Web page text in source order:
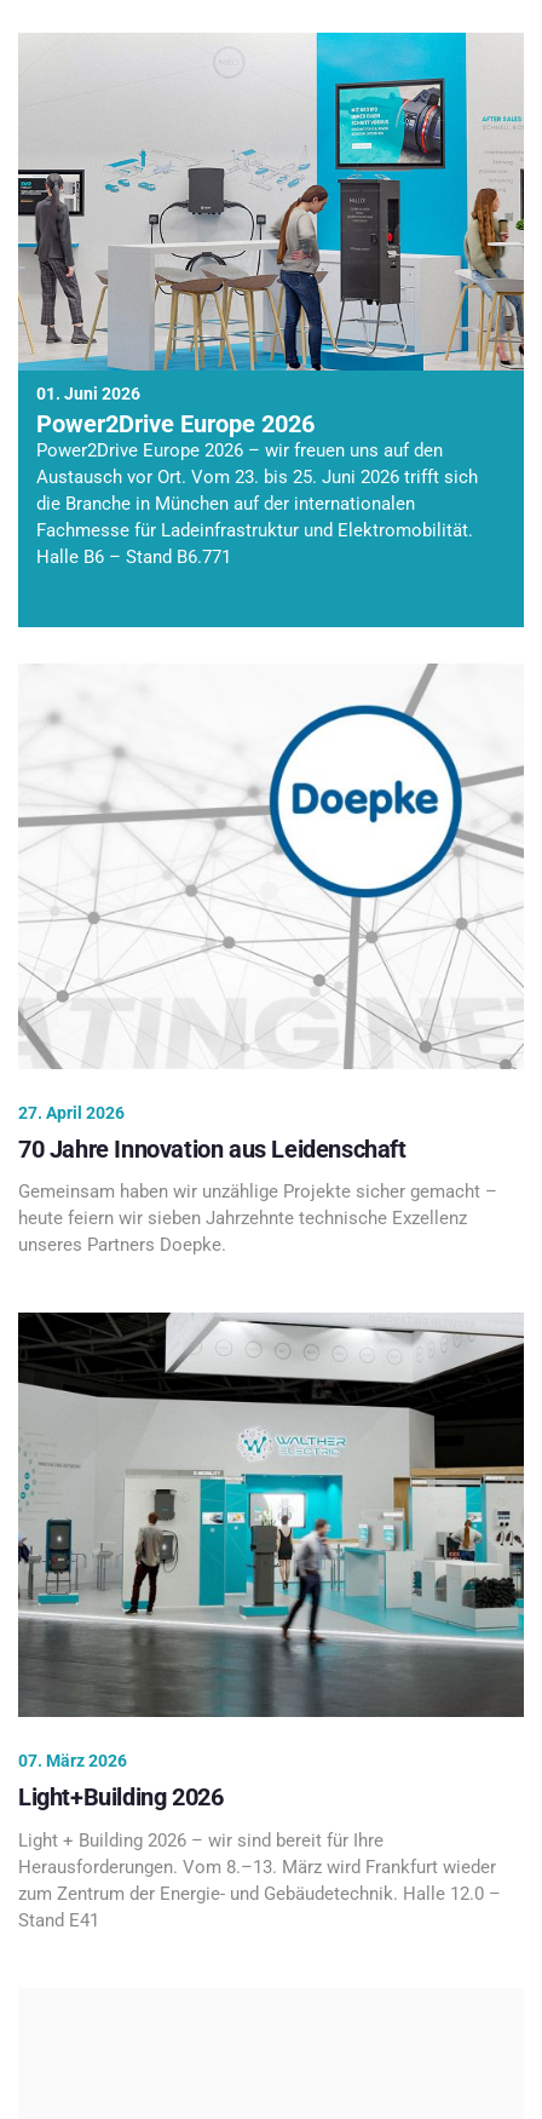
01. Juni 2026
Power2Drive Europe 2026
Power2Drive Europe 2026 – wir freuen uns auf den
Austausch vor Ort. Vom 23. bis 25. Juni 2026 trifft sich
die Branche in München auf der internationalen
Fachmesse für Ladeinfrastruktur und Elektromobilität.
Halle B6 – Stand B6.771
27. April 2026
70 Jahre Innovation aus Leidenschaft
Gemeinsam haben wir unzählige Projekte sicher gemacht –
heute feiern wir sieben Jahrzehnte technische Exzellenz
unseres Partners Doepke.
07. März 2026
Light+Building 2026
Light + Building 2026 – wir sind bereit für Ihre
Herausforderungen. Vom 8.–13. März wird Frankfurt wieder
zum Zentrum der Energie- und Gebäudetechnik. Halle 12.0 –
Stand E41